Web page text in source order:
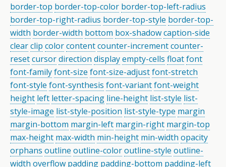
border-top border-top-color border-top-left-radius
border-top-right-radius border-top-style border-top-
width border-width bottom box-shadowcaption-side
clearclip colorcontentcounter-incrementcounter-
resetcursordirection displayempty-cells floatfont
font-familyfont-size font-size-adjustfont-stretch
font-style font-synthesis font-variantfont-weight
height left letter-spacing line-height list-style list-
style-image list-style-position list-style-type margin
margin-bottom margin-left margin-right margin-top
max-height max-width min-height min-width opacity
orphans outline outline-coloroutline-style outline-
width overflow padding padding-bottom padding-left